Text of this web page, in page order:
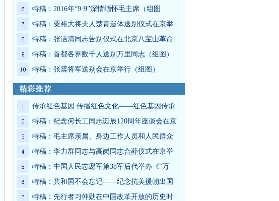
特稿：2016年“9·9”深情缅怀毛主席（组图
特稿：粟裕大将夫人楚青遗体送别仪式在京举
特稿：张洁清同志告别仪式在北京八宝山革命
特稿：首都各界数千人送别万里同志（组图）
特稿：张震将军送别会在京举行（组图）
传承红色基因 传播红色文化——红色基因传承
特稿：纪念何长工同志诞辰120周年座谈会在京
特稿：毛主席亲属、身边工作人员和人民群众
特稿：李力群同志与高岗同志合葬仪式在京举
特稿：中国人民志愿军第38军后代举办《“万
特稿：共和国不会忘记——纪念抗美援朝出国
特稿：先行者习仲勋在中国改革开放的历史时